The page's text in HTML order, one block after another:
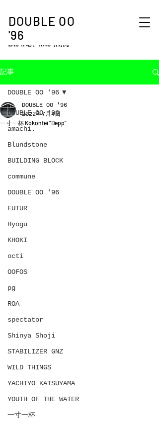
DOUBLE OO
'96
33°35′ 10.774″N 130°23′ 42.048″W
記事
DOUBLE OO '96
amachi.
Blundstone
BUILDING BLOCK
commune
DOUBLE OO '96
FUTUR
Hyōgu
KHOKI
octi
OOFOS
pg
ROA
spectator
Shinya Shoji
STABILIZER GNZ
WILD THINGS
YACHIYO KATSUYAMA
YOUTH OF THE WATER
一寸一杯
DOUBLE OO '96
一寸一杯 Kokontei "Depp"
DOUBLE OO '96
2022年7月4日